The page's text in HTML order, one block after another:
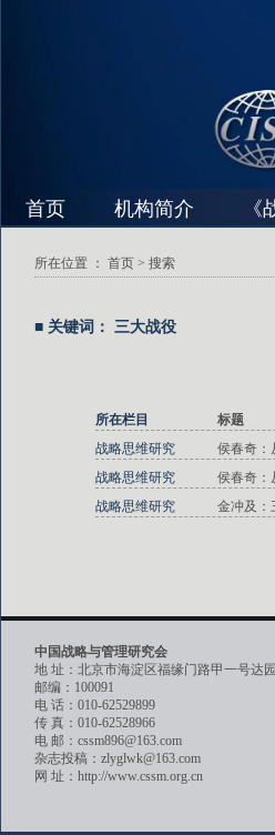
首页 机构简介 《
所在位置 ： 首页 > 搜索
■ 关键词： 三大战役
所在栏目
标题
战略思维研究
侯春奇：
战略思维研究
侯春奇：
战略思维研究
金冲及：
中国战略与管理研究会
地 址：北京市海淀区福缘门路甲一号达
邮编：100091
电 话：010-62529899
传 真：010-62528966
电 邮：cssm896@163.com
杂志投稿：zlyglwk@163.com
网 址：http://www.cssm.org.cn